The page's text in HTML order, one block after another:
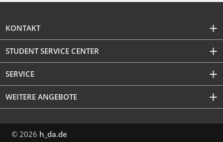
KONTAKT
STUDENT SERVICE CENTER
SERVICE
WEITERE ANGEBOTE
© 2026 h_da.de